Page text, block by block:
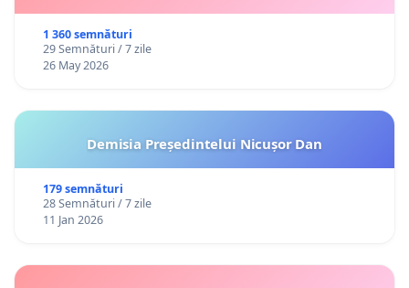
1 360 semnături
29 Semnături / 7 zile
26 May 2026
Demisia Președintelui Nicușor Dan
179 semnături
28 Semnături / 7 zile
11 Jan 2026